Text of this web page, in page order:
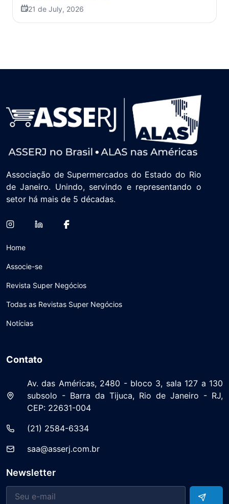
21 de July, 2026
Associação de Supermercados do Estado do Rio
de Janeiro. Unindo, servindo e representando o
setor há mais de 5 décadas.
Home
Associe-se
Revista Super Negócios
Todas as Revistas Super Negócios
Notícias
Contato
Av. das Américas, 2480 - bloco 3, sala 127 a 130
subsolo - Barra da Tijuca, Rio de Janeiro - RJ,
CEP: 22631-004
(21) 2584-6334
saa@asserj.com.br
Newsletter